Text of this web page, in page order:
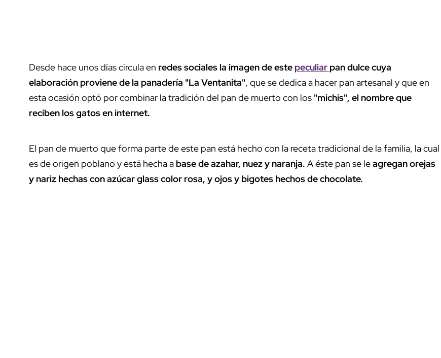
Desde hace unos días circula en redes sociales la imagen de este peculiar pan dulce cuya
elaboración proviene de la panadería "La Ventanita", que se dedica a hacer pan artesanal y que en
esta ocasión optó por combinar la tradición del pan de muerto con los "michis", el nombre que
reciben los gatos en internet.
El pan de muerto que forma parte de este pan está hecho con la receta tradicional de la familia, la cual
es de origen poblano y está hecha a base de azahar, nuez y naranja. A éste pan se leagregan orejas
y nariz hechas con azúcar glass color rosa, y ojos y bigotes hechos de chocolate.